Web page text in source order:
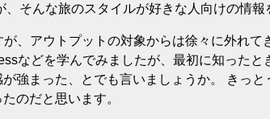
そんな旅のスタイルが好きな人向けの情報
、アウトプットの対象からは徐々に外れ
などを学んでみましたが、最初に知った
強まった、とでも言いましょうか。 きっ
のだと思います。